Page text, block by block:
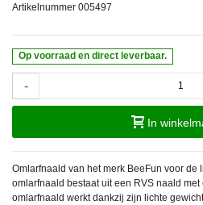
Artikelnummer 005497
Op voorraad en direct leverbaar.
-
In
Omlarfnaald van het merk BeeFun voor de
omlarfnaald bestaat uit een RVS naald
omlarfnaald werkt dankzij zijn lichte